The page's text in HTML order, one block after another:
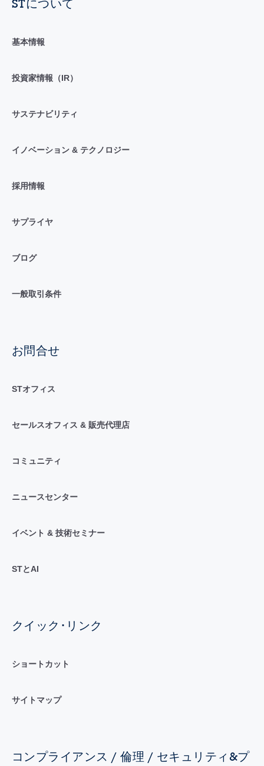
STについて
基本情報
投資家情報（IR）
サステナビリティ
イノベーション & テクノロジー
採用情報
サプライヤ
ブログ
一般取引条件
お問合せ
STオフィス
セールスオフィス & 販売代理店
コミュニティ
ニュースセンター
イベント & 技術セミナー
STとAI
クイック･リンク
ショートカット
サイトマップ
コンプライアンス / 倫理 / セキュリティ&プ